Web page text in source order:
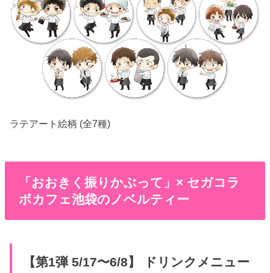
ラテアート絵柄 (全7種)
「おおきく振りかぶって」× セガコラ
ボカフェ池袋のノベルティー
【第1弾 5/17〜6/8】 ドリンクメニュー